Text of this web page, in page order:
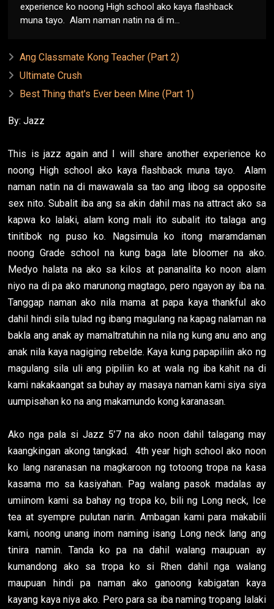
experience ko noong High school ako kaya flashback
muna tayo. Alam naman natin na di m...
Ang Classmate Kong Teacher (Part 2)
Ultimate Crush
Best Thing that's Ever been Mine (Part 1)
By: Jazz
This is jazz again and I will share another experience ko
noong High school ako kaya flashback muna tayo. Alam
naman natin na di mawawala sa tao ang libog sa opposite
sex nito. Subalit iba ang sa akin dahil mas na attract ako sa
kapwa ko lalaki, alam kong mali ito subalit ito talaga ang
tinitibok ng puso ko. Nagsimula ko itong maramdaman
noong Grade school na kung baga late bloomer na ako.
Medyo halata na ako sa kilos at pananalita ko noon alam
niyo na di pa ako marunong magtago, pero ngayon ay iba na.
Tanggap naman ako nila mama at papa kaya thankful ako
dahil hindi sila tulad ng ibang magulang na kapag nalaman na
bakla ang anak ay mamaltratuhin na nila ng kung anu ano ang
anak nila kaya nagiging rebelde. Kaya kung papapiliin ako ng
magulang sila uli ang pipiliin ko at wala ng iba kahit na di
kami nakakaangat sa buhay ay masaya naman kami siya siya
uumpisahan ko na ang makamundo kong karanasan.
Ako nga pala si Jazz 5’7 na ako noon dahil talagang may
kaangkingan akong tangkad. 4th year high school ako noon
ko lang naranasan na magkaroon ng totoong tropa na kasa
kasama mo sa kasiyahan. Pag walang pasok madalas ay
umiinom kami sa bahay ng tropa ko, bili ng Long neck, Ice
tea at syempre pulutan narin. Ambagan kami para makabili
kami, noong unang inom naming isang Long neck lang ang
tinira namin. Tanda ko pa na dahil walang maupuan ay
kumandong ako sa tropa ko si Rhen dahil nga walang
maupuan hindi pa naman ako ganoong kabigatan kaya
kayang kaya niya ako. Pero para sa iba naming tropang lalaki